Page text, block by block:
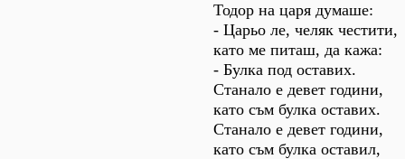
Тодор на царя думаше:
- Царьо ле, челяк честити,
като ме питаш, да кажа:
- Булка под оставих.
Станало е девет години,
като съм булка оставих.
Станало е девет години,
като съм булка оставил,